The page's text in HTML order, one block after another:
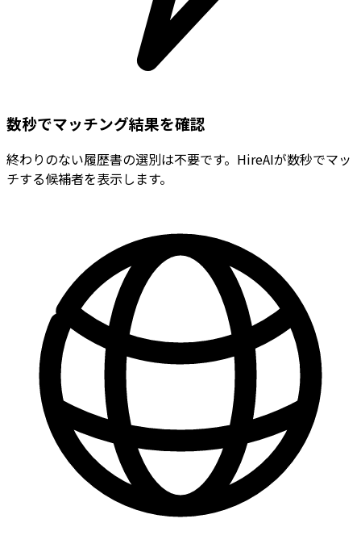
数秒でマッチング結果を確認
終わりのない履歴書の選別は不要です。HireAIが数秒でマッ
チする候補者を表示します。